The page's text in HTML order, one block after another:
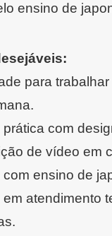
ensino de
para
prática com
de vídeo em
com ensino de
em atendimento